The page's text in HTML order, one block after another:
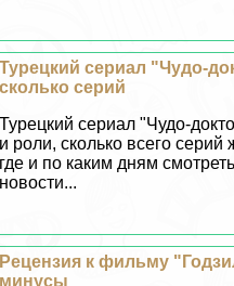
Турецкий сериал "Чудо-
сколько серий
Турецкий сериал "Чудо-
и роли, сколько всего серий
где и по каким дням
новости...
Рецензия к фильму
минусы